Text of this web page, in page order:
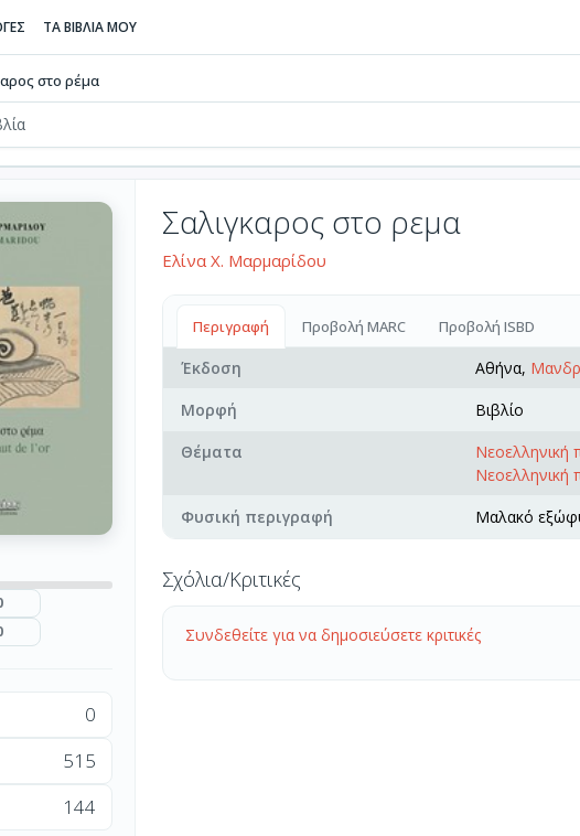
ΤΑ ΒΙΒΛΙΑ ΜΟΥ
στο ρέμα
0
515
144
Σαλιγκαρος στο ρεμα
Ελίνα Χ. Μαρμαρίδου
Περιγραφή Προβολή MARC Προβολή ISBD
Έκδοση Αθήνα,
Μορφή
Βιβλίο
Θέματα
Νεοελληνική
Νεοελληνική
Φυσική περιγραφή
Μαλακό
Σχόλια/Κριτικές
Συνδεθείτε για να δημοσιεύσετε κριτικές